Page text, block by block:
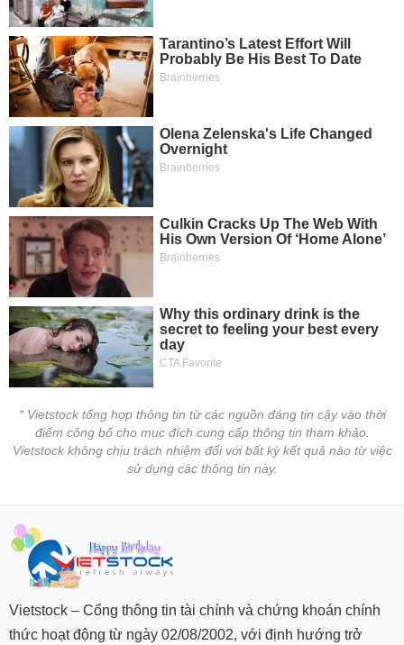
* Vietstock tổng hợp thông tin từ các nguồn đáng tin cậy vào thời
điểm công bố cho mục đích cung cấp thông tin tham khảo.
Vietstock không chịu trách nhiệm đối với bất kỳ kết quả nào từ việc
sử dụng các thông tin này.
Vietstock – Cổng thông tin tài chính và chứng khoán chính
thức hoạt động từ ngày 02/08/2002, với định hướng trở